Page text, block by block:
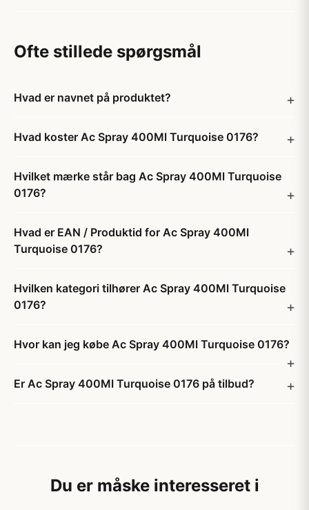
Ofte stillede spørgsmål
Hvad er navnet på produktet?
Hvad koster Ac Spray 400Ml Turquoise 0176?
Hvilket mærke står bag Ac Spray 400Ml Turquoise
0176?
Hvad er EAN / Produktid for Ac Spray 400Ml
Turquoise 0176?
Hvilken kategori tilhører Ac Spray 400Ml Turquoise
0176?
Hvor kan jeg købe Ac Spray 400Ml Turquoise 0176?
Er Ac Spray 400Ml Turquoise 0176 på tilbud?
Du er måske interesseret i